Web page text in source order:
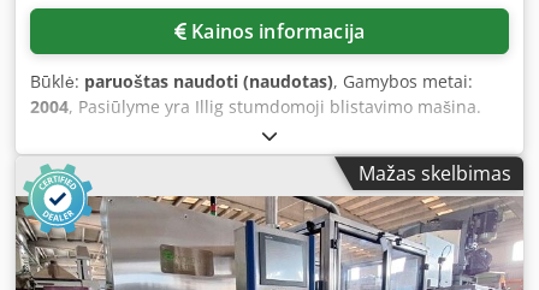
Kainos informacija
Būklė: paruoštas naudoti (naudotas), Gamybos metai:
2004, Pasiūlyme yra Illig stumdomoji blistavimo mašina.
Blistėrių ilgis: 110–500 mm, plotis: 50–280 mm, didžiausias
blistėrių gylis: 80 mm, su atlenkiamu kraštu. Galima
apžiūrėti vietoje. Dodpfxsyyplce Algjck
Mažas skelbimas